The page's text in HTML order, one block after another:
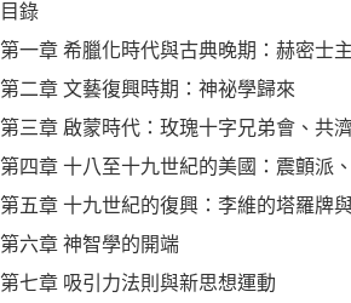
目錄
第一章 希臘化時代與古典晚期：赫密士
第二章 文藝復興時期：神祕學歸來
第三章 啟蒙時代：玫瑰十字兄弟會、共
第四章 十八至十九世紀的美國：震顫派
第五章 十九世紀的復興：李維的塔羅牌
第六章 神智學的開端
第七章 吸引力法則與新思想運動